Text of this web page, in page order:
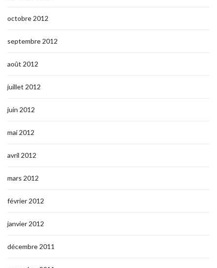
octobre 2012
septembre 2012
août 2012
juillet 2012
juin 2012
mai 2012
avril 2012
mars 2012
février 2012
janvier 2012
décembre 2011